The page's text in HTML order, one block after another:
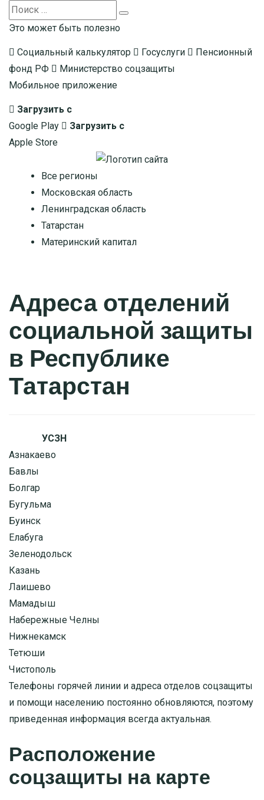
Search
for:
Это может быть полезно
Социальный калькулятор Госуслуги
Пенсионный
фонд РФ
Министерство соцзащиты
Мобильное приложение
Загрузить с
Google Play
Загрузить с
Apple Store
Все регионы
Московская область
Ленинградская область
Татарстан
Материнский капитал
Адреса отделений
социальной защиты
в Республике
Татарстан
УСЗН
Азнакаево
Бавлы
Болгар
Бугульма
Буинск
Елабуга
Зеленодольск
Казань
Лаишево
Мамадыш
Набережные Челны
Нижнекамск
Тетюши
Чистополь
Телефоны горячей линии и адреса отделов соцзащиты
и помощи населению постоянно обновляются, поэтому
приведенная информация всегда актуальная.
Расположение
соцзащиты на карте